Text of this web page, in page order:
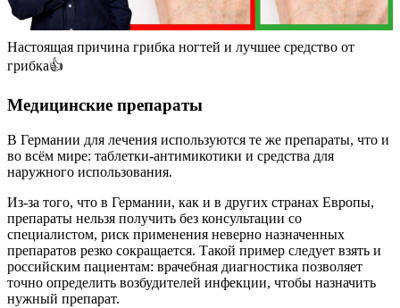
Настоящая причина грибка ногтей и лучшее средство от
грибка👍
Медицинские препараты
В Германии для лечения используются те же препараты, что и
во всём мире: таблетки-антимикотики и средства для
наружного использования.
Из-за того, что в Германии, как и в других странах Европы,
препараты нельзя получить без консультации со
специалистом, риск применения неверно назначенных
препаратов резко сокращается. Такой пример следует взять и
российским пациентам: врачебная диагностика позволяет
точно определить возбудителей инфекции, чтобы назначить
нужный препарат.